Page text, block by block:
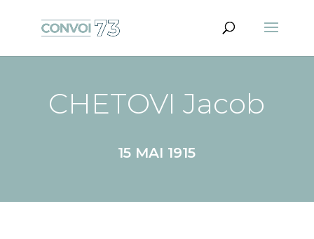
CHETOVI Jacob
15 MAI 1915